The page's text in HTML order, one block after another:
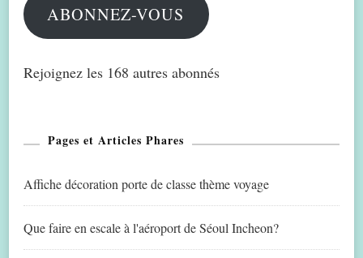
ABONNEZ-VOUS
Rejoignez les 168 autres abonnés
Pages et Articles Phares
Affiche décoration porte de classe thème voyage
Que faire en escale à l'aéroport de Séoul Incheon?